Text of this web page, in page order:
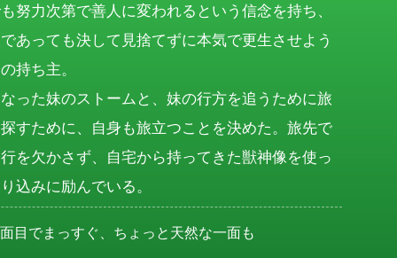
努力次第で善人に変われるという信念を持ち、
あっても決して見捨てずに本気で更生させよう
持ち主。
った妹のストームと、妹の行方を追うために旅
すために、自身も旅立つことを決めた。旅先で
を欠かさず、自宅から持ってきた獣神像を使っ
込みに励んでいる。
目でまっすぐ、ちょっと天然な一面も